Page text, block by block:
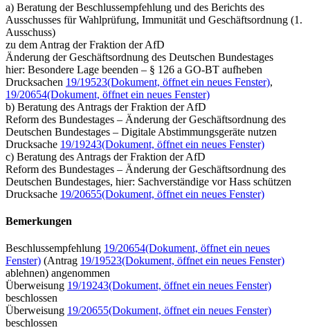
a) Beratung der Beschlussempfehlung und des Berichts des
Ausschusses für Wahlprüfung, Immunität und Geschäftsordnung (1.
Ausschuss)
zu dem Antrag der Fraktion der AfD
Änderung der Geschäftsordnung des Deutschen Bundestages
hier: Besondere Lage beenden – § 126 a GO-BT aufheben
Drucksachen 19/19523(Dokument, öffnet ein neues Fenster),
19/20654(Dokument, öffnet ein neues Fenster)
b) Beratung des Antrags der Fraktion der AfD
Reform des Bundestages – Änderung der Geschäftsordnung des
Deutschen Bundestages – Digitale Abstimmungsgeräte nutzen
Drucksache 19/19243(Dokument, öffnet ein neues Fenster)
c) Beratung des Antrags der Fraktion der AfD
Reform des Bundestages – Änderung der Geschäftsordnung des
Deutschen Bundestages, hier: Sachverständige vor Hass schützen
Drucksache 19/20655(Dokument, öffnet ein neues Fenster)
Bemerkungen
Beschlussempfehlung 19/20654(Dokument, öffnet ein neues
Fenster) (Antrag 19/19523(Dokument, öffnet ein neues Fenster)
ablehnen) angenommen
Überweisung 19/19243(Dokument, öffnet ein neues Fenster)
beschlossen
Überweisung 19/20655(Dokument, öffnet ein neues Fenster)
beschlossen